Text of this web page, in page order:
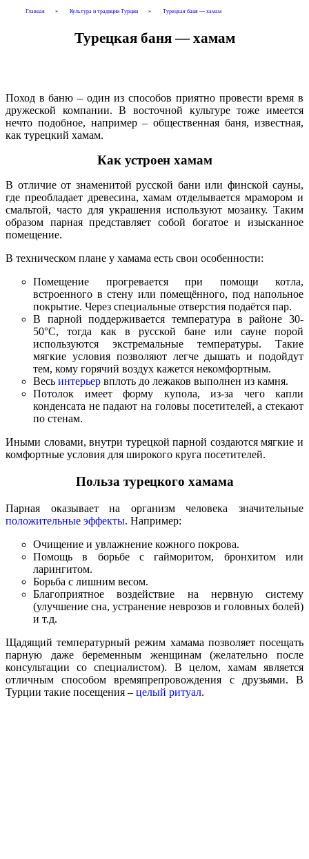
Главная » Культура и традиции Турции » Турецкая баня — хамам
Турецкая баня — хамам
Поход в баню – один из способов приятно провести время в
дружеской компании. В восточной культуре тоже имеется
нечто подобное, например – общественная баня, известная,
как турецкий хамам.
Как устроен хамам
В отличие от знаменитой русской бани или финской сауны,
где преобладает древесина, хамам отделывается мрамором и
смальтой, часто для украшения используют мозаику. Таким
образом парная представляет собой богатое и изысканное
помещение.
В техническом плане у хамама есть свои особенности:
Помещение прогревается при помощи котла,
встроенного в стену или помещённого, под напольное
покрытие. Через специальные отверстия подаётся пар.
В парной поддерживается температура в районе 30-
50°C, тогда как в русской бане или сауне порой
используются экстремальные температуры. Такие
мягкие условия позволяют легче дышать и подойдут
тем, кому горячий воздух кажется некомфортным.
Весь интерьер вплоть до лежаков выполнен из камня.
Потолок имеет форму купола, из-за чего капли
конденсата не падают на головы посетителей, а стекают
по стенам.
Иными словами, внутри турецкой парной создаются мягкие и
комфортные условия для широкого круга посетителей.
Польза турецкого хамама
Парная оказывает на организм человека значительные
положительные эффекты. Например:
Очищение и увлажнение кожного покрова.
Помощь в борьбе с гайморитом, бронхитом или
ларингитом.
Борьба с лишним весом.
Благоприятное воздействие на нервную систему
(улучшение сна, устранение неврозов и головных болей)
и т.д.
Щадящий температурный режим хамама позволяет посещать
парную даже беременным женщинам (желательно после
консультации со специалистом). В целом, хамам является
отличным способом времяпрепровождения с друзьями. В
Турции такие посещения – целый ритуал.